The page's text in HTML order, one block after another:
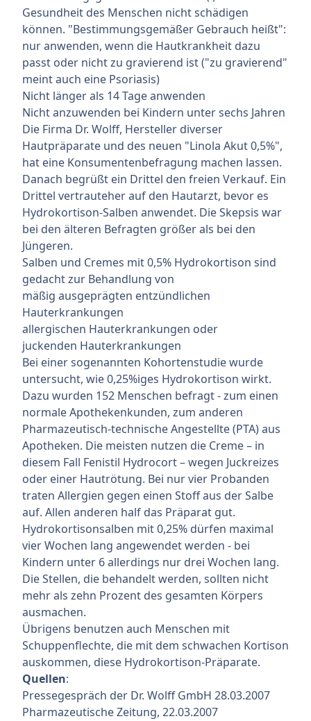
Gesundheit des Menschen nicht schädigen
können. "Bestimmungsgemäßer Gebrauch heißt":
nur anwenden, wenn die Hautkrankheit dazu
passt oder nicht zu gravierend ist ("zu gravierend"
meint auch eine Psoriasis)
Nicht länger als 14 Tage anwenden
Nicht anzuwenden bei Kindern unter sechs Jahren
Die Firma Dr. Wolff, Hersteller diverser
Hautpräparate und des neuen "Linola Akut 0,5%",
hat eine Konsumentenbefragung machen lassen.
Danach begrüßt ein Drittel den freien Verkauf. Ein
Drittel vertrauteher auf den Hautarzt, bevor es
Hydrokortison-Salben anwendet. Die Skepsis war
bei den älteren Befragten größer als bei den
Jüngeren.
Salben und Cremes mit 0,5% Hydrokortison sind
gedacht zur Behandlung von
mäßig ausgeprägten entzündlichen
Hauterkrankungen
allergischen Hauterkrankungen oder
juckenden Hauterkrankungen
Bei einer sogenannten Kohortenstudie wurde
untersucht, wie 0,25%iges Hydrokortison wirkt.
Dazu wurden 152 Menschen befragt - zum einen
normale Apothekenkunden, zum anderen
Pharmazeutisch-technische Angestellte (PTA) aus
Apotheken. Die meisten nutzen die Creme – in
diesem Fall Fenistil Hydrocort – wegen Juckreizes
oder einer Hautrötung. Bei nur vier Probanden
traten Allergien gegen einen Stoff aus der Salbe
auf. Allen anderen half das Präparat gut.
Hydrokortisonsalben mit 0,25% dürfen maximal
vier Wochen lang angewendet werden - bei
Kindern unter 6 allerdings nur drei Wochen lang.
Die Stellen, die behandelt werden, sollten nicht
mehr als zehn Prozent des gesamten Körpers
ausmachen.
Übrigens benutzen auch Menschen mit
Schuppenflechte, die mit dem schwachen Kortison
auskommen, diese Hydrokortison-Präparate.
Quellen:
Pressegespräch der Dr. Wolff GmbH 28.03.2007
Pharmazeutische Zeitung, 22.03.2007